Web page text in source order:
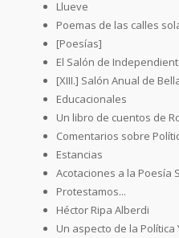
Llueve
Poemas de las calles
[Poesías]
El Salón de
[XIII.] Salón Anual de
Educacionales
Un libro de cuentos de
Comentarios sobre
Estancias
Acotaciones a la Poesía
Protestamos...
Héctor Ripa Alberdi
Un aspecto de la Política